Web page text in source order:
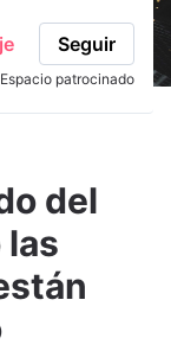
Seguir
Espacio patrocinado
del
las